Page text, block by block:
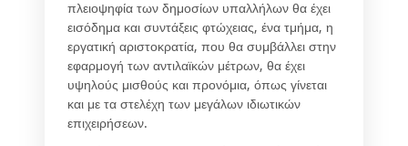
πλειοψηφία των δημοσίων υπαλλήλων θα έχει
εισόδημα και συντάξεις φτώχειας, ένα τμήμα, η
εργατική αριστοκρατία, που θα συμβάλλει στην
εφαρμογή των αντιλαϊκών μέτρων, θα έχει
υψηλούς μισθούς και προνόμια, όπως γίνεται
και με τα στελέχη των μεγάλων ιδιωτικών
επιχειρήσεων.